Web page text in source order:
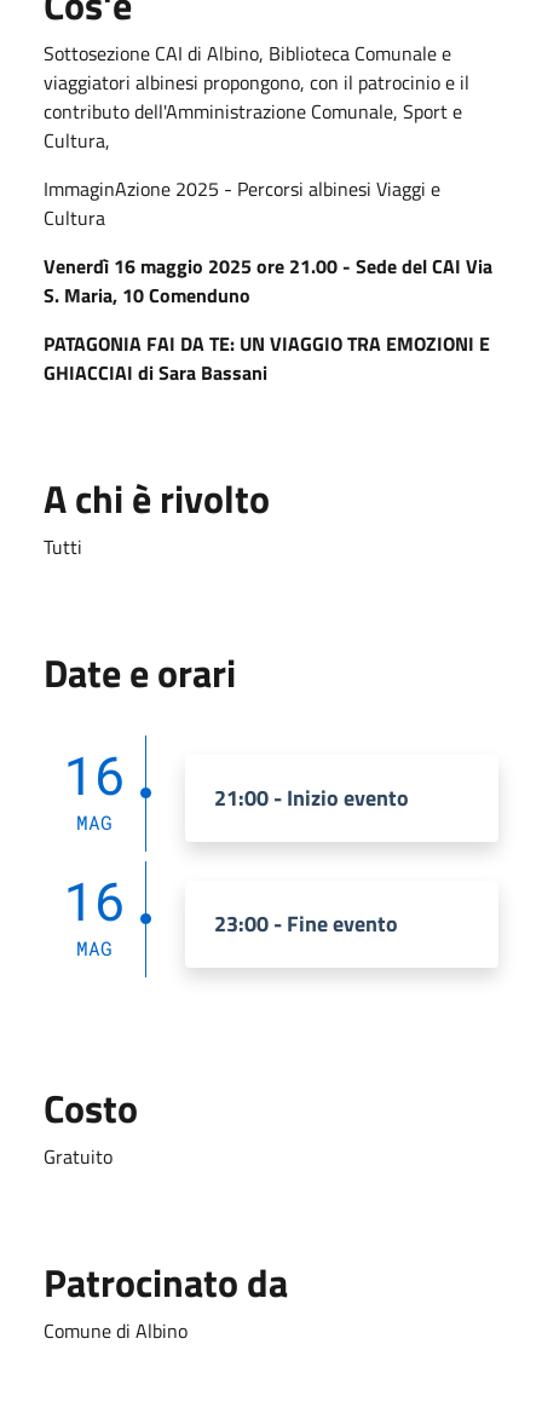
Sottosezione CAI di Albino, Biblioteca Comunale e
viaggiatori albinesi propongono, con il patrocinio e il
contributo dell'Amministrazione Comunale, Sport e
Cultura,
ImmaginAzione 2025 - Percorsi albinesi Viaggi e
Cultura
Venerdì 16 maggio 2025 ore 21.00 - Sede del CAI Via
S. Maria, 10 Comenduno
PATAGONIA FAI DA TE: UN VIAGGIO TRA EMOZIONI E
GHIACCIAI di Sara Bassani
A chi è rivolto
Tutti
Date e orari
16
MAG
21:00 - Inizio evento
16
MAG
23:00 - Fine evento
Costo
Gratuito
Patrocinato da
Comune di Albino